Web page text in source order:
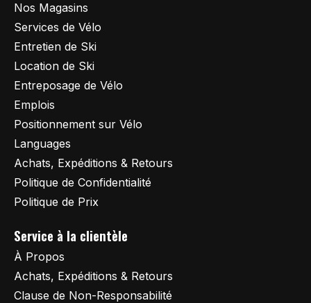
Nos Magasins
Services de Vélo
Entretien de Ski
Location de Ski
Entreposage de Vélo
Emplois
Positionnement sur Vélo
Languages
Achats, Expéditions & Retours
Politique de Confidentialité
Politique de Prix
Service à la clientèle
À Propos
Achats, Expéditions & Retours
Clause de Non-Responsabilité